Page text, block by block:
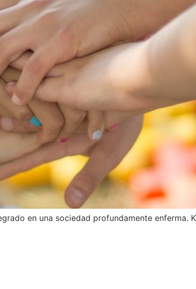
en una sociedad profundamente